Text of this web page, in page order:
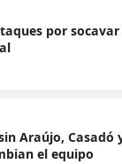
por
Araújo, Casadó
el equipo